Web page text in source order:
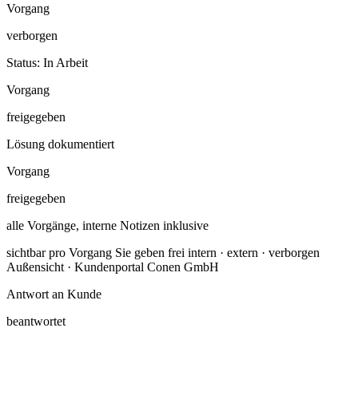
Vorgang
verborgen
Status: In Arbeit
Vorgang
freigegeben
Lösung dokumentiert
Vorgang
freigegeben
alle Vorgänge, interne Notizen inklusive
sichtbar pro Vorgang Sie geben frei intern · extern · verborgen
Außensicht · Kundenportal Conen GmbH
Antwort an Kunde
beantwortet